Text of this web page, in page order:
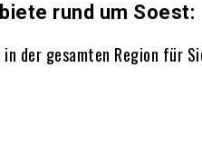
rund um Soest:
der gesamten Region für